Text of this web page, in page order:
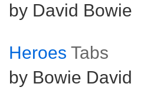
by David Bowie
Heroes Tabs
by Bowie David